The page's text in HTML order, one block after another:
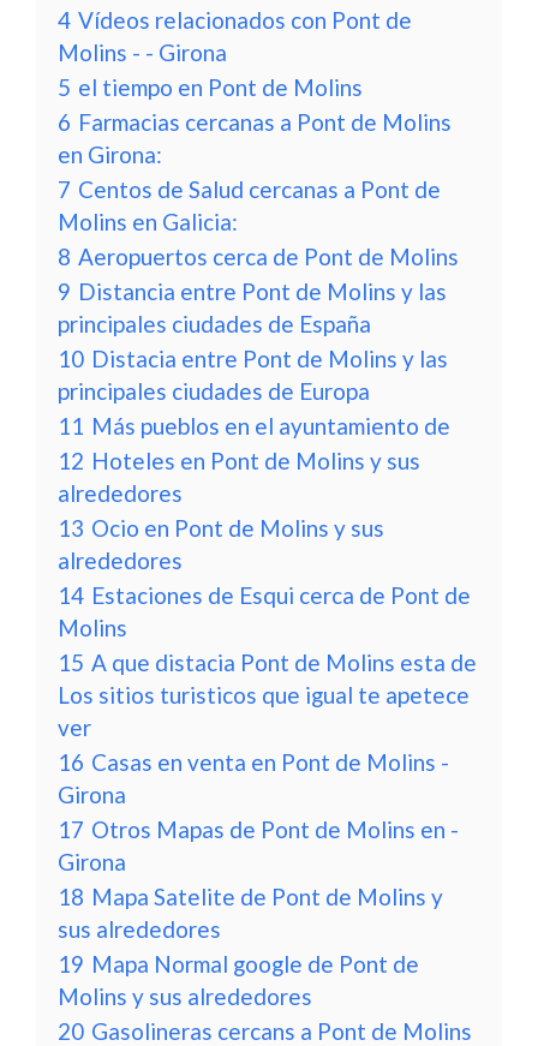
4 Vídeos relacionados con Pont de
Molins - - Girona
5 el tiempo en Pont de Molins
6 Farmacias cercanas a Pont de Molins
en Girona:
7 Centos de Salud cercanas a Pont de
Molins en Galicia:
8 Aeropuertos cerca de Pont de Molins
9 Distancia entre Pont de Molins y las
principales ciudades de España
10 Distacia entre Pont de Molins y las
principales ciudades de Europa
11 Más pueblos en el ayuntamiento de
12 Hoteles en Pont de Molins y sus
alrededores
13 Ocio en Pont de Molins y sus
alrededores
14 Estaciones de Esqui cerca de Pont de
Molins
15 A que distacia Pont de Molins esta de
Los sitios turisticos que igual te apetece
ver
16 Casas en venta en Pont de Molins -
Girona
17 Otros Mapas de Pont de Molins en -
Girona
18 Mapa Satelite de Pont de Molins y
sus alrededores
19 Mapa Normal google de Pont de
Molins y sus alrededores
20 Gasolineras cercans a Pont de Molins